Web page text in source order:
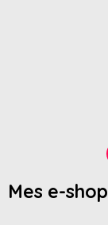
Mes e-